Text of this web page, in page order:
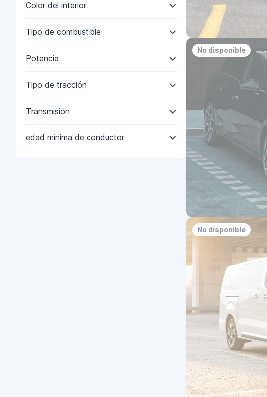
Color del interior
Tipo de combustible
Potencia
Tipo de tracción
Transmisión
edad mínima de conductor
No disponible
No disponible